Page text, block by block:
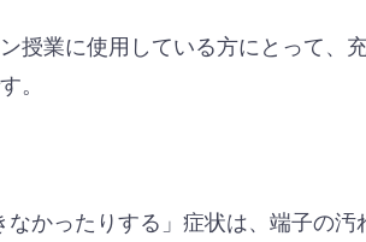
授業に使用している方にとって、
。
かったりする」症状は、端子の